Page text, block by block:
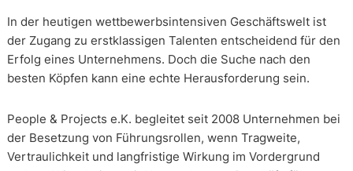
In der heutigen wettbewerbsintensiven Geschäftswelt ist
der Zugang zu erstklassigen Talenten entscheidend für den
Erfolg eines Unternehmens. Doch die Suche nach den
besten Köpfen kann eine echte Herausforderung sein.
People & Projects e.K. begleitet seit 2008 Unternehmen bei
der Besetzung von Führungsrollen, wenn Tragweite,
Vertraulichkeit und langfristige Wirkung im Vordergrund